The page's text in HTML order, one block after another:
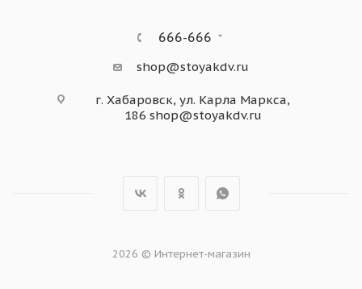
666-666
shop@stoyakdv.ru
г. Хабаровск, ул. Карла Маркса,
186 shop@stoyakdv.ru
2026 © Интернет-магазин